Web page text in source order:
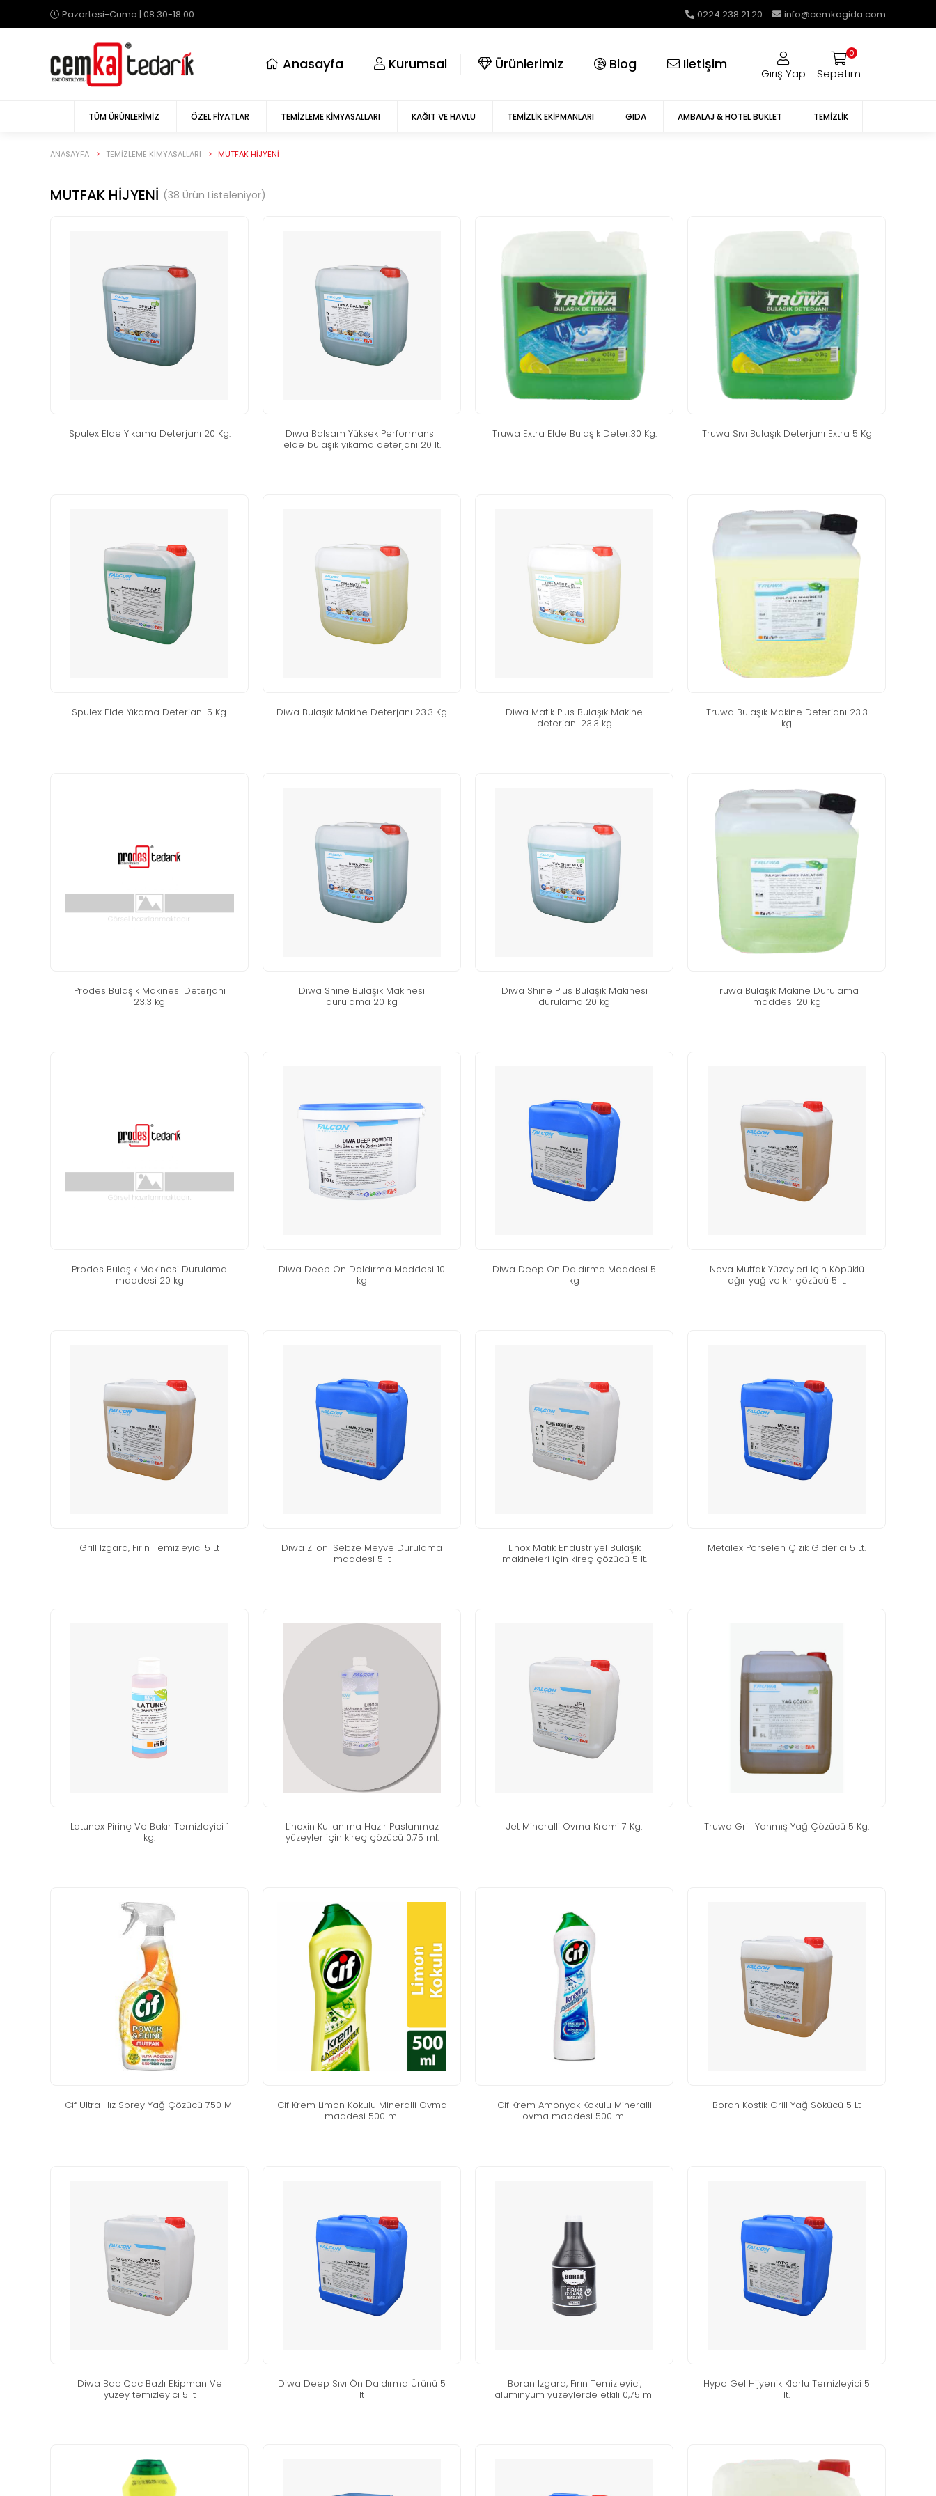
Pazartesi-Cuma | 08:30-18:00 0224 238 21 20 info@cemkagida.com
anasayfa kurumsal ürünlerimiz blog i̇letişim
Giriş Yap Sepetim
0
TÜM ÜRÜNLERIMIZ ÖZEL FIYATLAR TEMIZLEME KIMYASALLARI KAĞIT VE HAVLU TEMIZLIK EKIPMANLARI GIDA AMBALAJ & HOTEL BUKLET TEMIZLIK
ANASAYFA TEMIZLEME KIMYASALLARI MUTFAK HİJYENİ
MUTFAK HİJYENİ (38 Ürün Listeleniyor)
spulex elde yikama deterjani 20 kg.
diwa balsam yüksek performansli
elde bulaşik yikama deterjani 20 lt.
truwa extra elde bulaşik deter.30 kg. truwa sivi bulaşik deterjani extra 5 kg
spulex elde yikama deterjani 5 kg. di̇wa bulaşik maki̇ne deterjani 23.3 kg
di̇wa mati̇k plus bulaşik maki̇ne
deterjani 23.3 kg
truwa bulaşik maki̇ne deterjani 23.3
kg
prodes bulaşik maki̇nesi̇ deterjani
23.3 kg
di̇wa shi̇ne bulaşik maki̇nesi̇
durulama 20 kg
di̇wa shi̇ne plus bulaşik maki̇nesi̇
durulama 20 kg
truwa bulaşik maki̇ne durulama
maddesi̇ 20 kg
prodes bulaşik maki̇nesi̇ durulama
maddesi̇ 20 kg
di̇wa deep ön daldirma maddesi̇ 10
kg
di̇wa deep ön daldirma maddesi̇ 5
kg
nova mutfak yüzeyleri̇ i̇çi̇n köpüklü
ağir yağ ve ki̇r çözücü 5 lt.
gri̇ll izgara, firin temi̇zleyi̇ci̇ 5 lt
di̇wa zi̇loni̇ sebze meyve durulama
maddesi̇ 5 lt
li̇nox mati̇k endüstri̇yel bulaşik
maki̇neleri̇ i̇çi̇n ki̇reç çözücü 5 lt.
metalex porselen çi̇zi̇k gi̇deri̇ci̇ 5 lt.
latunex pi̇ri̇nç ve bakir temi̇zleyi̇ci̇ 1
kg.
linoxin kullanıma hazır paslanmaz
yüzeyler için kireç çözücü 0,75 ml.
jet mi̇neralli̇ ovma kremi̇ 7 kg. truwa gri̇ll yanmiş yağ çözücü 5 kg.
ci̇f ultra hiz sprey yağ çözücü 750 ml
ci̇f krem li̇mon kokulu mi̇neralli̇ ovma
maddesi̇ 500 ml
ci̇f krem amonyak kokulu mi̇neralli̇
ovma maddesi̇ 500 ml
boran kosti̇k gri̇ll yağ sökücü 5 lt
di̇wa bac qac bazli eki̇pman ve
yüzey temi̇zleyi̇ci̇ 5 lt
di̇wa deep sivi ön daldirma ürünü 5
lt
boran izgara, firin temi̇zleyi̇ci̇,
alümi̇nyum yüzeylerde etki̇li̇ 0,75 ml
hypo gel hi̇jyeni̇k klorlu temi̇zleyi̇ci̇ 5
lt.